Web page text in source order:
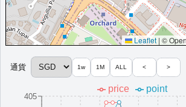
装:2015年）
￥333 SGD
Marriott Bonvoyで価格をみる
プラチナエリート特典：ウェルカムギフト朝食選択
（一部ホテルラウンジ未設置）,客室アップグレード
More...
Leaflet | ©
405
price point
通貨 1w 1M ALL < >